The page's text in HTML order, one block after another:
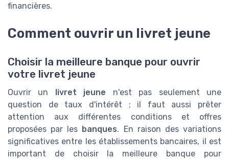
financières.
Comment ouvrir un livret jeune
Choisir la meilleure banque pour ouvrir
votre livret jeune
Ouvrir un livret jeune n'est pas seulement une
question de taux d'intérêt ; il faut aussi prêter
attention aux différentes conditions et offres
proposées par les banques. En raison des variations
significatives entre les établissements bancaires, il est
important de choisir la meilleure banque pour